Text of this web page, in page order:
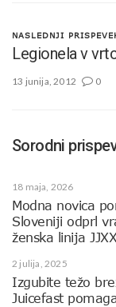
NASLEDNJI
Legionela v
13 junija, 2012 0
Sorodni
18 maja, 2026
Modna novica
Sloveniji odprl
ženska linija
2 julija, 2025
Izgubite težo
Juicefast